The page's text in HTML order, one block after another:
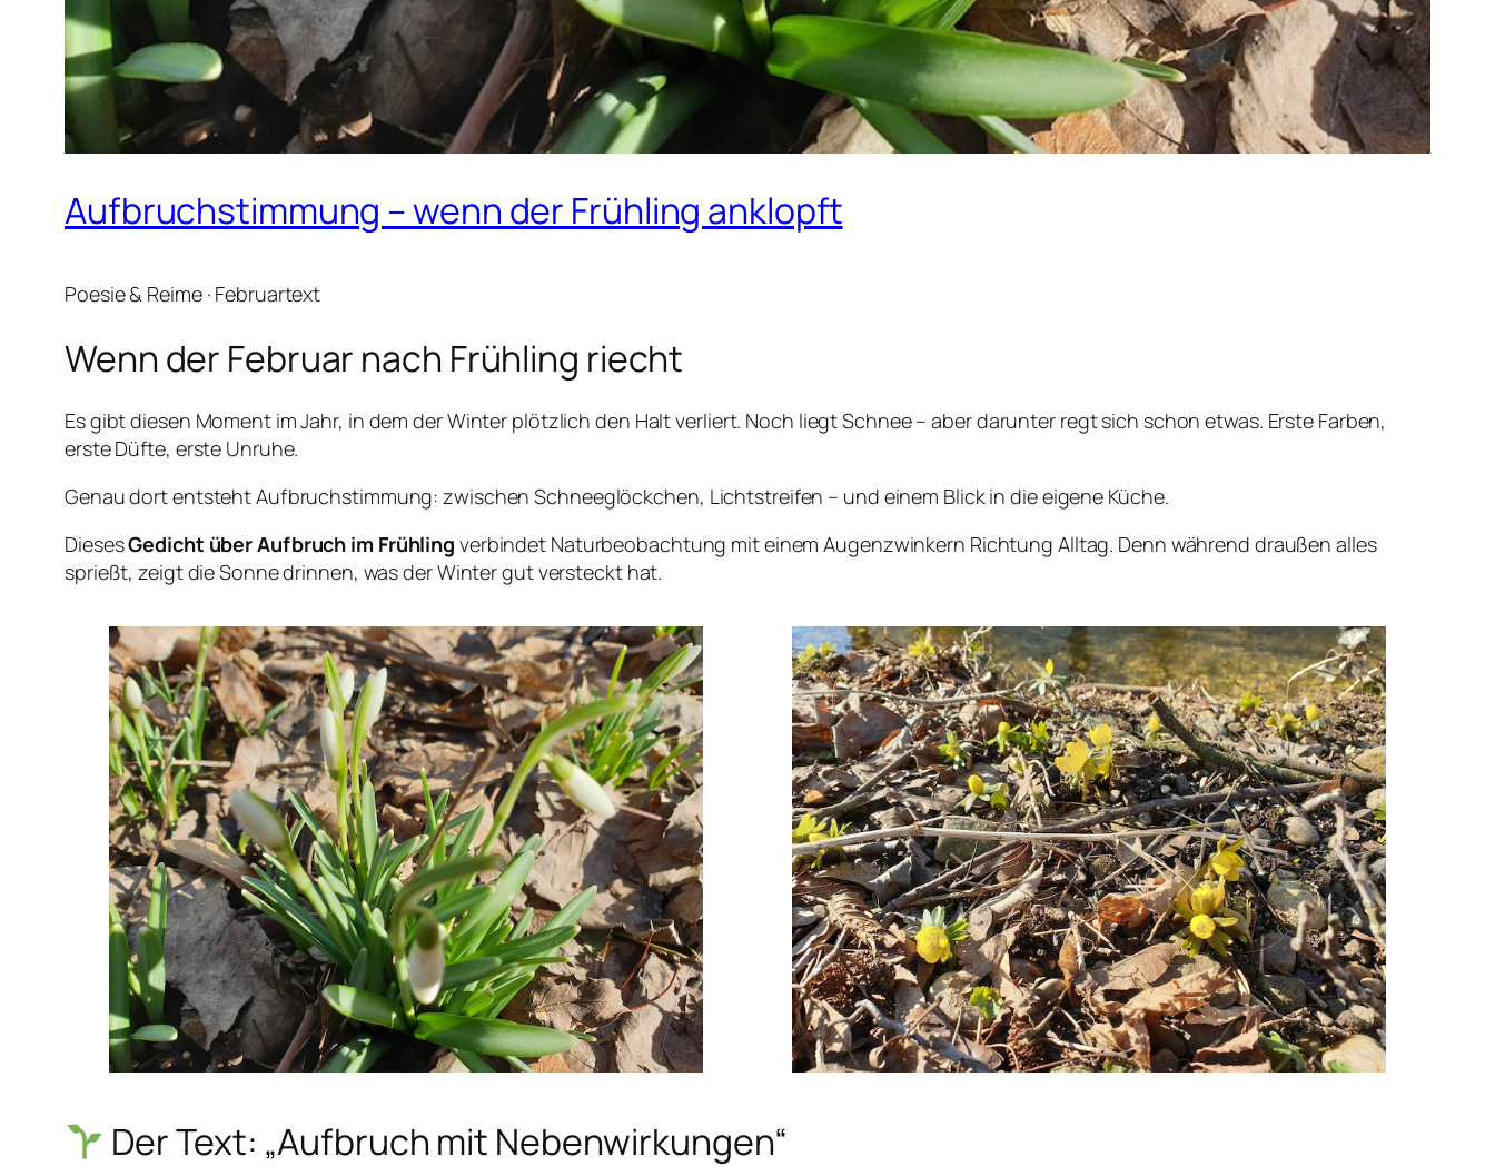
Aufbruchstimmung – wenn der Frühling anklopft
Poesie & Reime · Februartext
Wenn der Februar nach Frühling riecht
Es gibt diesen Moment im Jahr, in dem der Winter plötzlich den Halt verliert. Noch liegt Schnee – aber darunter regt sich schon etwas. Erste Farben,
erste Düfte, erste Unruhe.
Genau dort entsteht Aufbruchstimmung: zwischen Schneeglöckchen, Lichtstreifen – und einem Blick in die eigene Küche.
DiesesGedicht über Aufbruch im Frühling verbindet Naturbeobachtung mit einem Augenzwinkern Richtung Alltag. Denn während draußen alles
sprießt, zeigt die Sonne drinnen, was der Winter gut versteckt hat.
Der Text: „Aufbruch mit Nebenwirkungen“